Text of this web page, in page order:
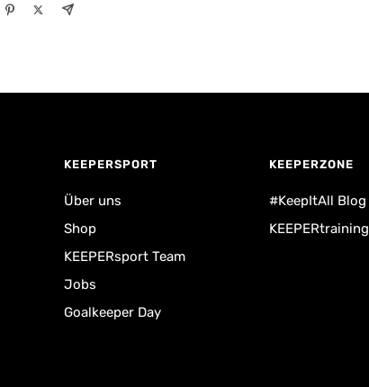
KEEPERSPORT
Über uns
Shop
KEEPERsport Team
Jobs
Goalkeeper Day
KEEPERZONE
#KeepItAll Blog
KEEPERtraining